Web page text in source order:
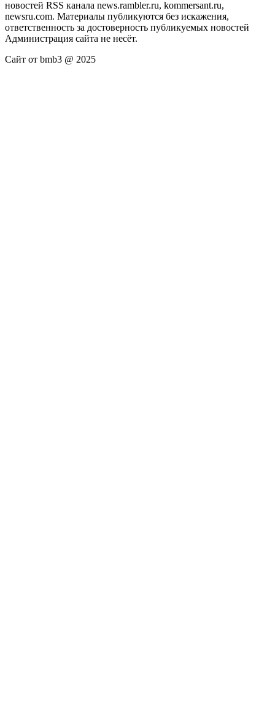
новостей RSS канала news.rambler.ru, kommersant.ru,
newsru.com. Материалы публикуются без искажения,
ответственность за достоверность публикуемых новостей
Администрация сайта не несёт.
Сайт от bmb3 @ 2025